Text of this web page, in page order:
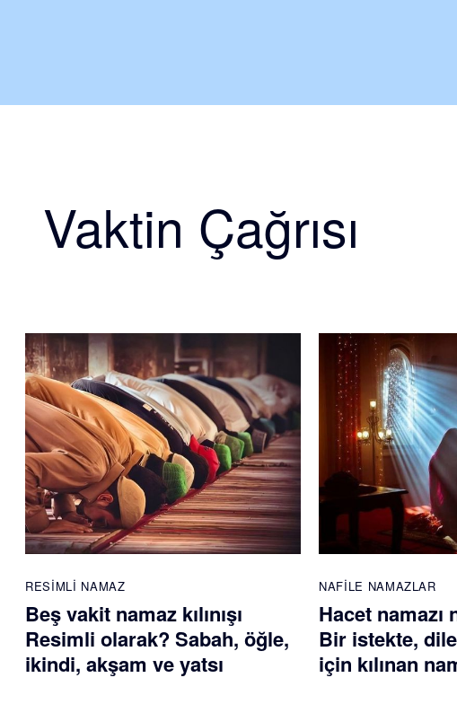
Vaktin Çağrısı
RESIMLI NAMAZ
Beş vakit namaz kılınışı
Resimli olarak? Sabah, öğle,
ikindi, akşam ve yatsı
NAFILE NAMAZLAR
Hacet namazı
Bir istekte,
için kılınan